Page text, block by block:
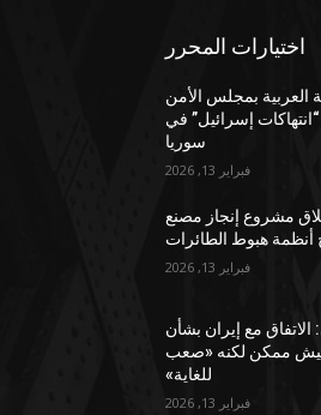
اختيارات المحرر
العربية بمجلس الأمن
إسرائيل” في
سوريا
فبراير 13, 2026
مشروع إنجاز مصنع
أنظمة هبوط الطائرات
فبراير 13, 2026
مع إيران بشأن
ممكن لكنه «صعب
للغاية»
فبراير 13, 2026